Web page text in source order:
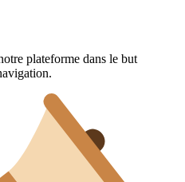
plateforme dans le but